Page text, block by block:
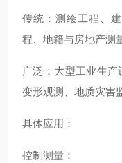
传统：测绘工程、
程、地籍与房地产测
广泛：大型工业生
变形观测、地质灾害
具体应用：
控制测量：